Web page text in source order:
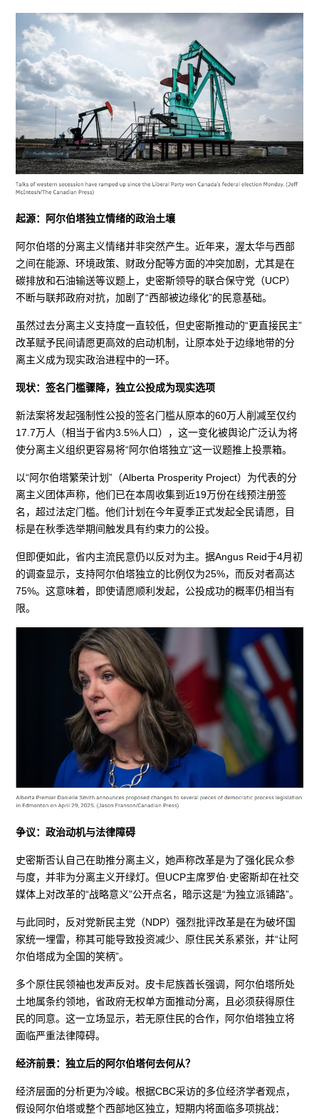
起源：阿尔伯塔独立情绪的政治土壤
阿尔伯塔的分离主义情绪并非突然产生。近年来，渥太华与西部
之间在能源、环境政策、财政分配等方面的冲突加剧，尤其是在
碳排放和石油输送等议题上，史密斯领导的联合保守党（UCP）
不断与联邦政府对抗，加剧了“西部被边缘化”的民意基础。
虽然过去分离主义支持度一直较低，但史密斯推动的“更直接民主”
改革赋予民间请愿更高效的启动机制，让原本处于边缘地带的分
离主义成为现实政治进程中的一环。
现状：签名门槛骤降，独立公投成为现实选项
新法案将发起强制性公投的签名门槛从原本的60万人削减至仅约
17.7万人（相当于省内3.5%人口），这一变化被舆论广泛认为将
使分离主义组织更容易将“阿尔伯塔独立”这一议题推上投票箱。
以“阿尔伯塔繁荣计划”（Alberta Prosperity Project）为代表的分
离主义团体声称，他们已在本周收集到近19万份在线预注册签
名，超过法定门槛。他们计划在今年夏季正式发起全民请愿，目
标是在秋季选举期间触发具有约束力的公投。
但即便如此，省内主流民意仍以反对为主。据Angus Reid于4月初
的调查显示，支持阿尔伯塔独立的比例仅为25%，而反对者高达
75%。这意味着，即使请愿顺利发起，公投成功的概率仍相当有
限。
争议：政治动机与法律障碍
史密斯否认自己在助推分离主义，她声称改革是为了强化民众参
与度，并非为分离主义开绿灯。但UCP主席罗伯·史密斯却在社交
媒体上对改革的“战略意义”公开点名，暗示这是“为独立派铺路”。
与此同时，反对党新民主党（NDP）强烈批评改革是在为破坏国
家统一埋雷，称其可能导致投资减少、原住民关系紧张，并“让阿
尔伯塔成为全国的笑柄”。
多个原住民领袖也发声反对。皮卡尼族酋长强调，阿尔伯塔所处
土地属条约领地，省政府无权单方面推动分离，且必须获得原住
民的同意。这一立场显示，若无原住民的合作，阿尔伯塔独立将
面临严重法律障碍。
经济前景：独立后的阿尔伯塔何去何从？
经济层面的分析更为冷峻。根据CBC采访的多位经济学者观点，
假设阿尔伯塔或整个西部地区独立，短期内将面临多项挑战：